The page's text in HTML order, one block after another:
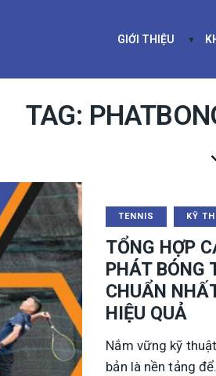
GIỚI THIỆU
TAG:
TENNIS KỸ
TỔNG HỢP
PHÁT BÓNG
CHUẨN
HIỆU QUẢ
Nắm vững kỹ
bản là nền tảng